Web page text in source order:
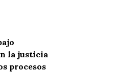
la justicia
procesos